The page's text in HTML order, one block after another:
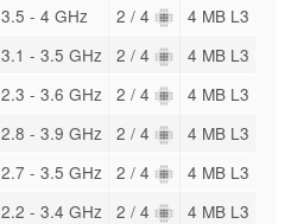
3.5 - 4 GHz 2 / 4 4 MB L3
3.1 - 3.5 GHz 2 / 4 4 MB L3
2.3 - 3.6 GHz 2 / 4 4 MB L3
2.8 - 3.9 GHz 2 / 4 4 MB L3
2.7 - 3.5 GHz 2 / 4 4 MB L3
2.2 - 3.4 GHz 2 / 4 4 MB L3